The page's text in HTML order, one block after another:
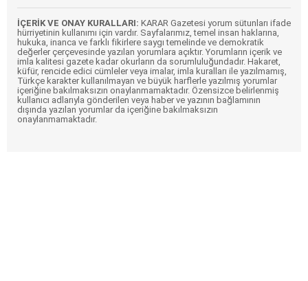
İÇERİK VE ONAY KURALLARI: KARAR Gazetesi yorum sütunları ifade
hürriyetinin kullanımı için vardır. Sayfalarımız, temel insan haklarına,
hukuka, inanca ve farklı fikirlere saygı temelinde ve demokratik
değerler çerçevesinde yazılan yorumlara açıktır. Yorumların içerik ve
imla kalitesi gazete kadar okurların da sorumluluğundadır. Hakaret,
küfür, rencide edici cümleler veya imalar, imla kuralları ile yazılmamış,
Türkçe karakter kullanılmayan ve büyük harflerle yazılmış yorumlar
içeriğine bakılmaksızın onaylanmamaktadır. Özensizce belirlenmiş
kullanıcı adlarıyla gönderilen veya haber ve yazının bağlamının
dışında yazılan yorumlar da içeriğine bakılmaksızın
onaylanmamaktadır.